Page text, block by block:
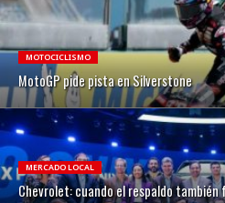
MOTOCICLISMO
MotoGP pide pista en Silverstone
MERCADO LOCAL
Chevrolet: cuando el respaldo